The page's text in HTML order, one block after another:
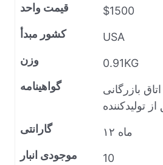
قیمت واحد
$1500
کشور مبدأ
USA
وزن
0.91KG
گواهینامه
بازرگانی
تولیدکننده
گارانتی
۱۲ ماه
موجودی انبار
10